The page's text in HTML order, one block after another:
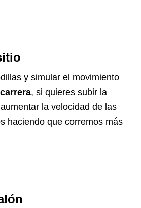
y simular el movimiento
carrera, si quieres subir la
la velocidad de las
haciendo que corremos más